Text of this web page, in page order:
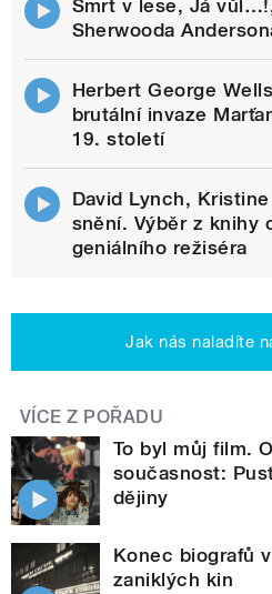
Smrt v lese, Já
Sherwooda
Herbert George
brutální invaze
19. století
David Lynch,
snění. Výběr z knihy
geniálního režiséra
Jak nás naladíte
VÍCE Z POŘADU
To byl můj film.
současnost:
dějiny
Konec biografů
zaniklých kin